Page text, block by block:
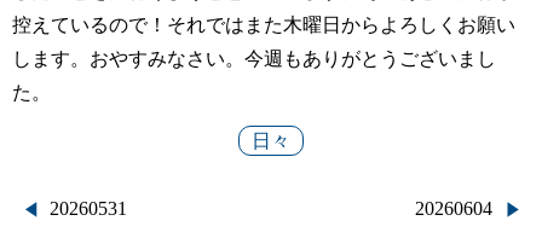
控えているので！それではまた木曜日からよろしくお願い
します。おやすみなさい。今週もありがとうございまし
た。
日々
投
20260531 20260604